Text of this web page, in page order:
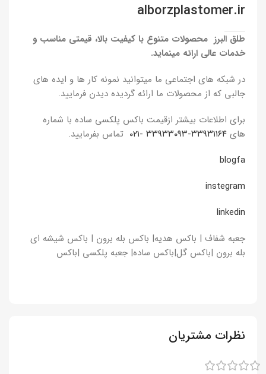
alborzplastomer.ir
طلق البرز محصولات متنوع با کیفیت بالا، قیمتی مناسب و
خدمات عالی ارائه مینماید.
در شبکه های اجتماعی ما میتوانید نمونه کار ها و ایده های
جالبی که از محصولات ما ارائه گردیده دیدن فرمایید.
برای اطلاعات بیشتر ازقیمت باکس پلکسی ساده با شماره
های
تماس بفرمایید.
blogfa
instegram
linkedin
جعبه شفاف | باکس هدیه| باکس بله برون | باکس شیشه ای
بله برون |باکس گل|باکس ساده| جعبه پلکسی |باکس
نظرات مشتریان